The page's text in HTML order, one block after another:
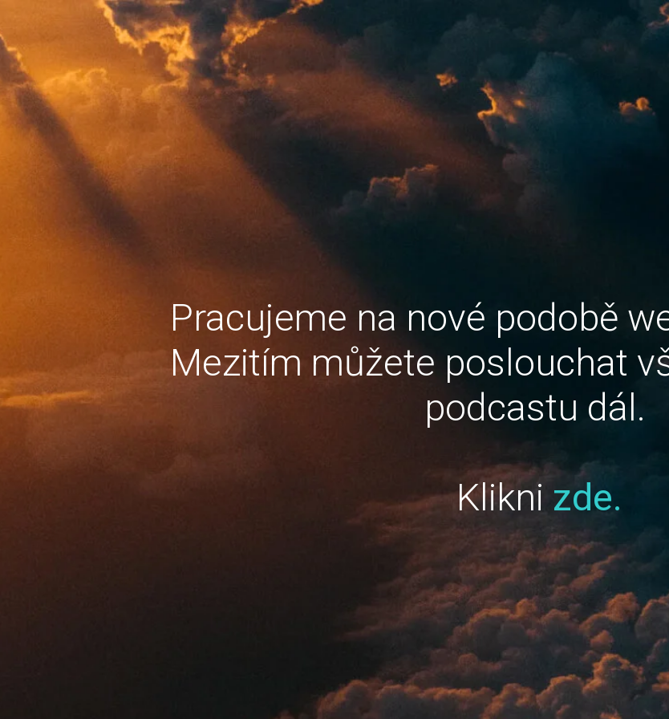
Pracujeme na nové podobě
Mezitím můžete poslouchat
podcastu dál.
Klikni zde.